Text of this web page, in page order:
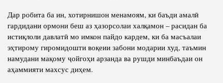
Дар робита ба ин, хотирнишон менамоям, ки баъди амалӣ
гардидани ормони беш аз ҳазорсолаи халқамон – расидан ба
истиқлоли давлатӣ мо имкон пайдо кардем, ки ба масъалаи
эҳтирому гиромидошти воқеии забони модарии худ, таъмин
намудани мақому ҷойгоҳи арзанда ва рушди минбаъдаи он
аҳаммияти махсус диҳем.